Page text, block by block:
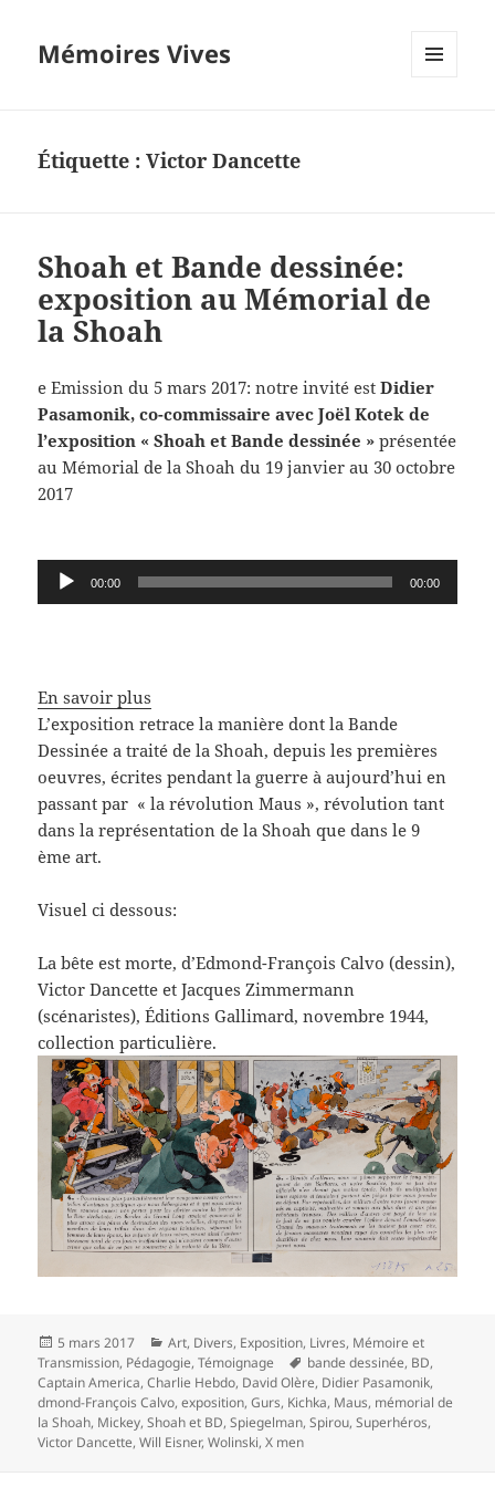
Mémoires Vives
Étiquette :Victor Dancette
Shoah et Bande dessinée:
exposition au Mémorial de
la Shoah
e Emission du 5 mars 2017: notre invité estDidier
Pasamonik, co-commissaire avec Joël Kotek de
l’exposition « Shoah et Bande dessinée » présentée
au Mémorial de la Shoah du 19 janvier au 30 octobre
2017
Lecteur
audio
00:00 00:00
En savoir plus
L’exposition retrace la manière dont la Bande
Dessinée a traité de la Shoah, depuis les premières
oeuvres, écrites pendant la guerre à aujourd’hui en
passant par « la révolution Maus », révolution tant
dans la représentation de la Shoah que dans le 9
ème art.
Visuel ci dessous:
La bête est morte, d’Edmond-François Calvo (dessin),
Victor Dancette et Jacques Zimmermann
(scénaristes), Éditions Gallimard, novembre 1944,
collection particulière.
Publié
le
5 mars 2017 Catégories
Art, Divers, Exposition, Livres, Mémoire et
Transmission, Pédagogie,Témoignage
Mots-
clés
bande dessinée, BD,
Captain America,Charlie Hebdo, David Olère, Didier Pasamonik,
dmond-François Calvo,exposition,Gurs, Kichka, Maus, mémorial de
la Shoah, Mickey,Shoah et BD,Spiegelman,Spirou,Superhéros,
Victor Dancette,Will Eisner,Wolinski,X men